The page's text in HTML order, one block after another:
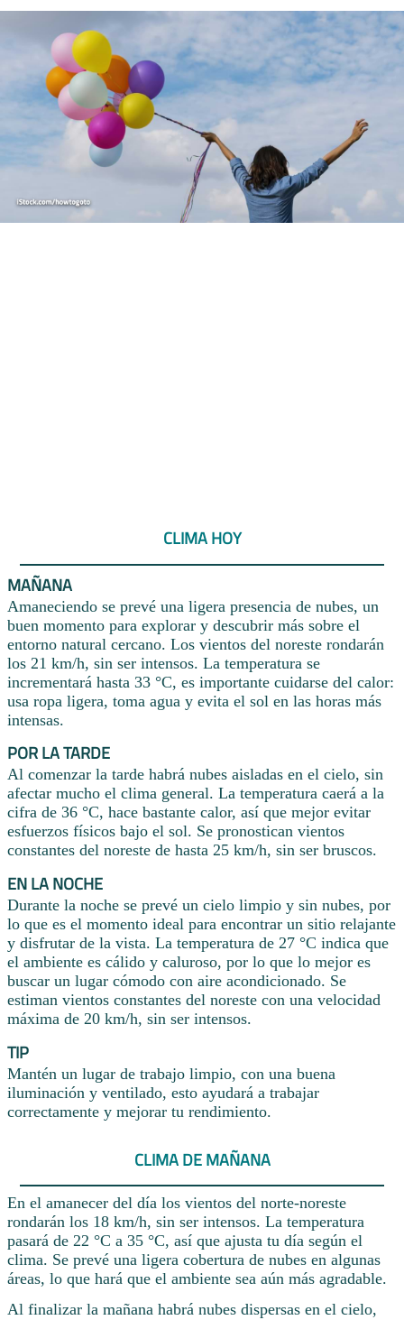
CLIMA HOY
MAÑANA
Amaneciendo se prevé una ligera presencia de nubes, un
buen momento para explorar y descubrir más sobre el
entorno natural cercano. Los vientos del noreste rondarán
los 21 km/h, sin ser intensos. La temperatura se
incrementará hasta 33 °C, es importante cuidarse del calor:
usa ropa ligera, toma agua y evita el sol en las horas más
intensas.
POR LA TARDE
Al comenzar la tarde habrá nubes aisladas en el cielo, sin
afectar mucho el clima general. La temperatura caerá a la
cifra de 36 °C, hace bastante calor, así que mejor evitar
esfuerzos físicos bajo el sol. Se pronostican vientos
constantes del noreste de hasta 25 km/h, sin ser bruscos.
EN LA NOCHE
Durante la noche se prevé un cielo limpio y sin nubes, por
lo que es el momento ideal para encontrar un sitio relajante
y disfrutar de la vista. La temperatura de 27 °C indica que
el ambiente es cálido y caluroso, por lo que lo mejor es
buscar un lugar cómodo con aire acondicionado. Se
estiman vientos constantes del noreste con una velocidad
máxima de 20 km/h, sin ser intensos.
TIP
Mantén un lugar de trabajo limpio, con una buena
iluminación y ventilado, esto ayudará a trabajar
correctamente y mejorar tu rendimiento.
CLIMA DE MAÑANA
En el amanecer del día los vientos del norte-noreste
rondarán los 18 km/h, sin ser intensos. La temperatura
pasará de 22 °C a 35 °C, así que ajusta tu día según el
clima. Se prevé una ligera cobertura de nubes en algunas
áreas, lo que hará que el ambiente sea aún más agradable.
Al finalizar la mañana habrá nubes dispersas en el cielo,